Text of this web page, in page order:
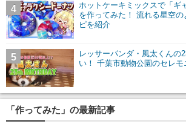
ホットケーキミックスで「ギ
を作ってみた！ 流れる星空
ピを紹介
4
レッサーパンダ・風太くんの
い！ 千葉市動物公園のセレ
5
「作ってみた」の最新記事